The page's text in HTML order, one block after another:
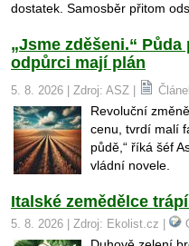
dostatek. Samosběr přitom
„Jsme zděšeni.“
odpůrci mají plán
5. 8. 2026 | Zdroj: ASZ |
Revoluční
cenu, tvrdí malí
půdě,“ říká šéf
vládní novele.
Italské zemědělce
5. 8. 2026 | Zdroj: Ekolist.cz |